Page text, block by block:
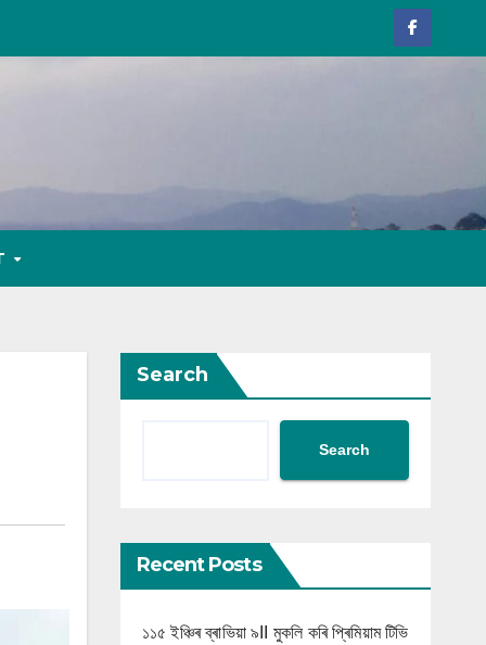
Search
Search
Recent Posts
১১৫ ইঞ্চিৰ ব্ৰাভিয়া ৯II মুকলি কৰি প্ৰিমিয়াম টিভি